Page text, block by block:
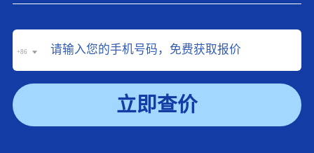
+86
立即查价